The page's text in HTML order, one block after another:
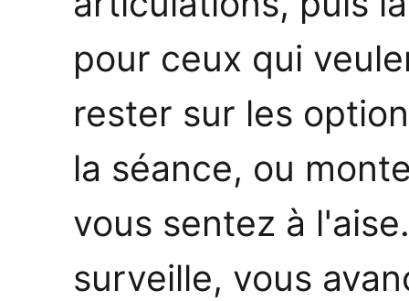
pour ceux qui
rester sur les
la séance, ou
vous sentez à
surveille, vous